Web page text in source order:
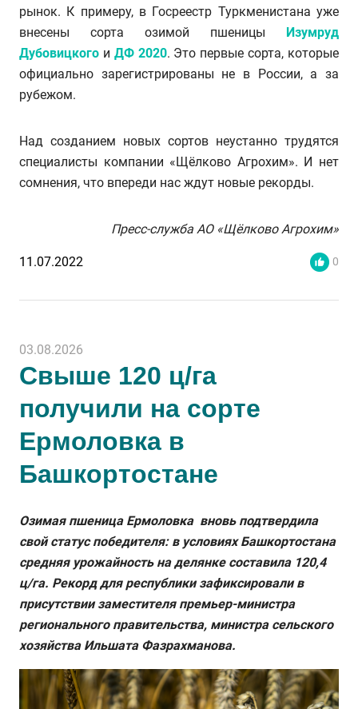
рынок. К примеру, в Госреестр Туркменистана уже
внесены сорта озимой пшеницы
Изумруд
Дубовицкого и ДФ 2020. Это первые сорта, которые
официально зарегистрированы не в России, а за
рубежом.
Над созданием новых сортов неустанно трудятся
специалисты компании «Щёлково Агрохим». И нет
сомнения, что впереди нас ждут новые рекорды.
Пресс-служба АО «Щёлково Агрохим»
11.07.2022 0
03.08.2026
Свыше 120 ц/га
получили на сорте
Ермоловка в
Башкортостане
Озимая пшеница Ермоловка вновь подтвердила
свой статус победителя: в условиях Башкортостана
средняя урожайность на делянке составила 120,4
ц/га. Рекорд для республики зафиксировали в
присутствии заместителя премьер-министра
регионального правительства, министра сельского
хозяйства Ильшата Фазрахманова.